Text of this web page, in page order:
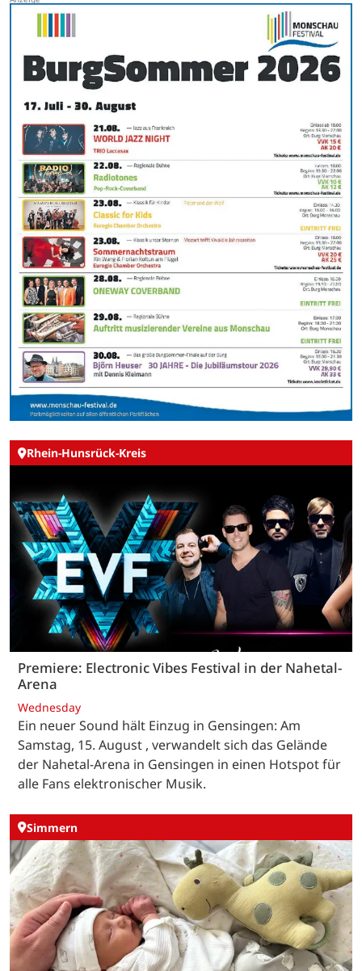
Rhein-Hunsrück-Kreis
Premiere: Electronic Vibes Festival in der Nahetal-
Arena
Wednesday
Ein neuer Sound hält Einzug in Gensingen: Am
Samstag, 15. August , verwandelt sich das Gelände
der Nahetal-Arena in Gensingen in einen Hotspot für
alle Fans elektronischer Musik.
Simmern